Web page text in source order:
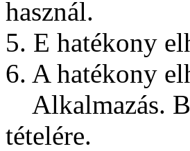
használ.
5. E hatékony
6. A hatékony
Alkalmazás.
tételére.